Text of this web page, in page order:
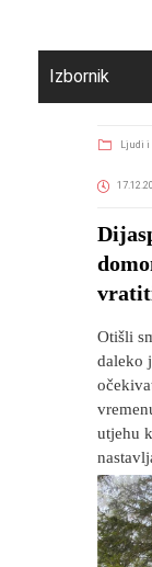
Izbornik
Ljudi i
Otišli
daleko
utjehu